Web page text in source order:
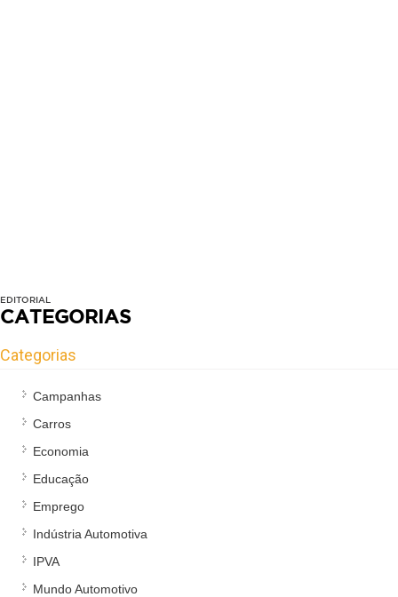
EDITORIAL
CATEGORIAS
Categorias
Campanhas
Carros
Economia
Educação
Emprego
Indústria Automotiva
IPVA
Mundo Automotivo